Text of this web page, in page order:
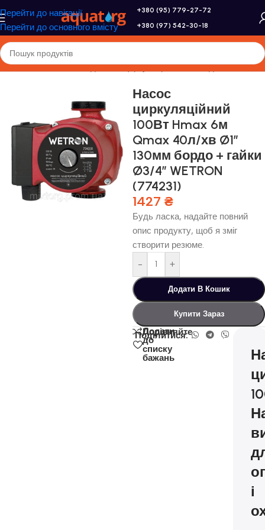
Перейти до навігації
Перейти до основного вмісту
+380 (95) 779-27-72
+380 (97) 542-30-18
та насосне обладнання/Циркуляційні насоси для опалення
Насос
циркуляційний
100Вт Hmax 6м
Qmax 40л/хв Ø1″
130мм бордо + гайки
Ø3/4″ WETRON
(774231)
1427 ₴
Будь ласка, надайте повний
опис продукту, щоб я зміг
створити резюме.
-
+
Додати В Кошик
Купити Зараз
Порівняйте
Додати
до
списку
бажань
Поділитися:
і